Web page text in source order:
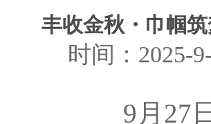
丰收金秋・巾帼
时间：2025-
9月27日